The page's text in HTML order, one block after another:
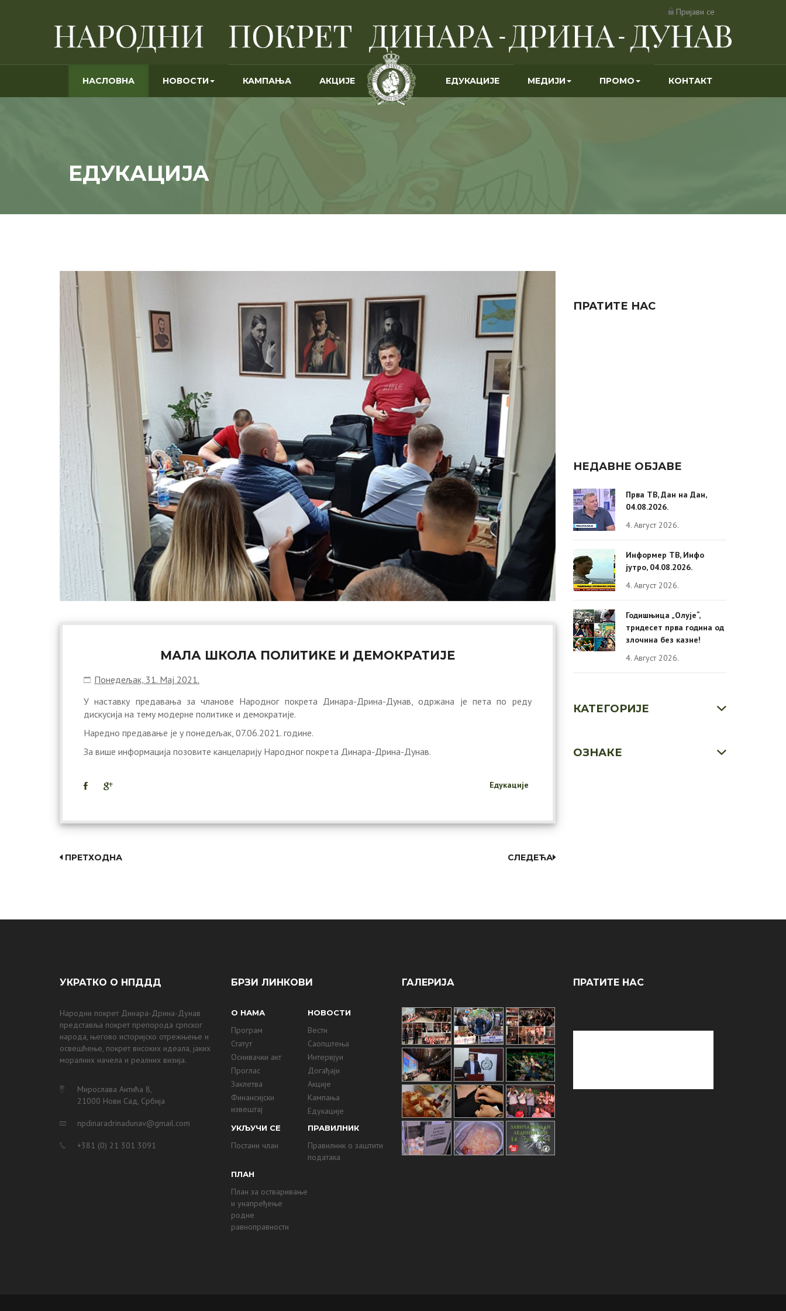
Пријави се
НАСЛОВНА(ТРЕНУТНО)
НОВОСТИ КАМПАЊА АКЦИЈЕ ЕДУКАЦИЈЕ МЕДИЈИ ПРОМО КОНТАКТ
ЕДУКАЦИЈА
МАЛА ШКОЛА ПОЛИТИКЕ И ДЕМОКРАТИЈЕ
Понедељак, 31. Мај 2021.
У наставку предавања за чланове Народног покрета Динара-Дрина-Дунав, одржана је пета по реду
дискусија на тему модерне политике и демократије.
Наредно предавање је у понедељак, 07.06.2021. године.
За више информација позовите канцеларију Народног покрета Динара-Дрина-Дунав.
Едукације
ПРЕТХОДНА СЛЕДЕЋА
ПРАТИТЕ НАС
НЕДАВНЕ ОБЈАВЕ
Прва ТВ, Дан на Дан,
04.08.2026.
4. Август 2026.
Информер ТВ, Инфо
јутро, 04.08.2026.
4. Август 2026.
Годишњица „Олује“,
тридесет прва година од
злочина без казне!
4. Август 2026.
КАТЕГОРИЈЕ
ОЗНАКЕ
УКРАТКО О НПДДД
Народни покрет Динара-Дрина-Дунав
представља покрет препорода српског
народа, његово историјско отрежњење и
освешћење, покрет високих идеала, јаких
моралних начела и реалних визија.
Мирослава Антића 8,
21000 Нови Сад, Србија
npdinaradrinadunav@gmail.com
+381 (0) 21 301 3091
БРЗИ ЛИНКОВИ
О НАМА
Програм
Статут
Оснивачки акт
Проглас
Заклетва
Финансијски
извештај
НОВОСТИ
Вести
Саопштења
Интервјуи
Догађаји
Акције
Кампања
Едукације
УКЉУЧИ СЕ
Постани члан
ПРАВИЛНИК
Правилник о заштити
података
ПЛАН
План за остваривање
и унапређење
родне
равноправности
ГАЛЕРИЈА ПРАТИТЕ НАС